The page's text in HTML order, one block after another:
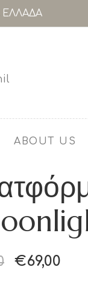
ABOUT US
€69,00